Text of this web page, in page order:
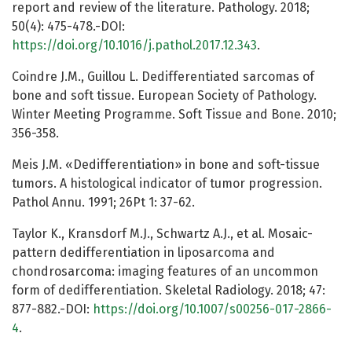
report and review of the literature. Pathology. 2018;
50(4): 475-478.-DOI:
https://doi.org/10.1016/j.pathol.2017.12.343.
Coindre J.M., Guillou L. Dedifferentiated sarcomas of
bone and soft tissue. European Society of Pathology.
Winter Meeting Programme. Soft Tissue and Bone. 2010;
356-358.
Meis J.M. «Dedifferentiation» in bone and soft-tissue
tumors. A histological indicator of tumor progression.
Pathol Annu. 1991; 26Pt 1: 37-62.
Taylor K., Kransdorf M.J., Schwartz A.J., et al. Mosaic-
pattern dedifferentiation in liposarcoma and
chondrosarcoma: imaging features of an uncommon
form of dedifferentiation. Skeletal Radiology. 2018; 47:
877-882.-DOI: https://doi.org/10.1007/s00256-017-2866-
4.